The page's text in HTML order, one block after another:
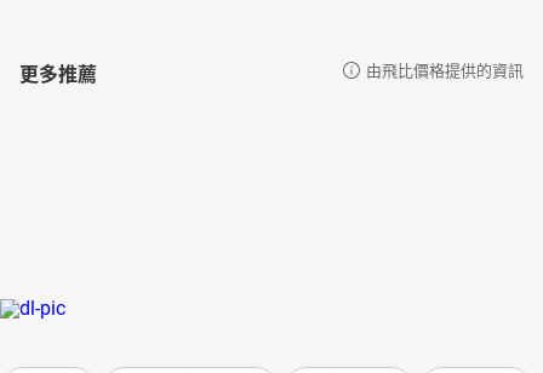
更多推薦 由飛比價格提供的資訊